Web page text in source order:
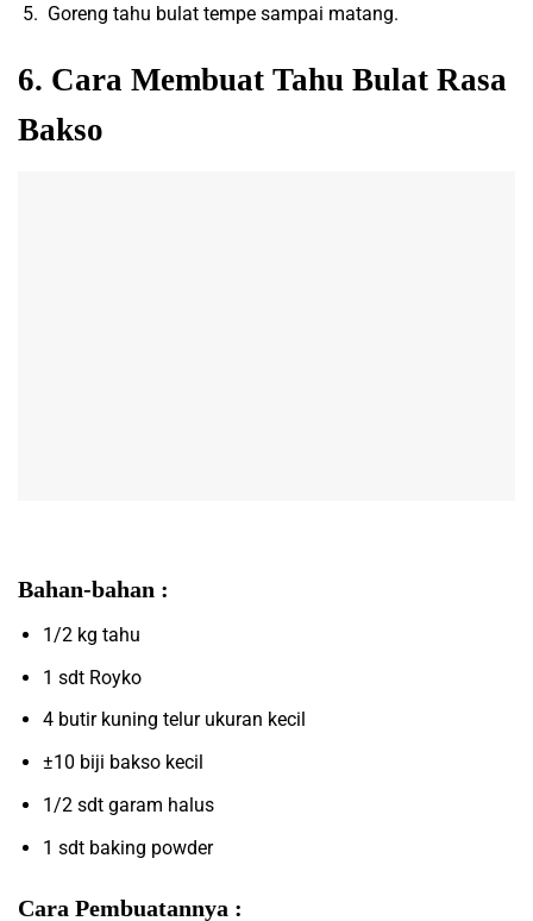
Goreng tahu bulat tempe sampai matang.
6. Cara Membuat Tahu Bulat Rasa
Bakso
Bahan-bahan :
1/2 kg tahu
1 sdt Royko
4 butir kuning telur ukuran kecil
±10 biji bakso kecil
1/2 sdt garam halus
1 sdt baking powder
Cara Pembuatannya :